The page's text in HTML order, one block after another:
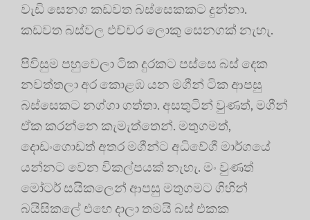
වැඩි සෙනග කඩවත බස්සෙකකට දුන්නා.
කඩවත බස්වල එච්චර ලොකු සෙනගක් නැහැ.
පිවිසුම පහුවෙලා ටික දුරකට පස්සෙ බස් දෙක
නවත්තලා අර කොළඹ යන මගීන් ටික ආපසු
බස්සෙකට නග්ගා ගත්තා. අසතුටින් වුණත්, මගීන්
ඒක කරන්නෙ කැමැත්තෙන්. මතුගමත්,
දොඩංගොඩත් අතර මගීන්ට අධිවේගී මාර්ගයේ
යන්නට වෙන විකල්පයක් නැහැ. මං වුණත්
මෝටර් සයිකලෙන් ආපසු මතුගමට ගිහින්
බයිසිකලේ එහෙ දාලා තමයි බස් එකක